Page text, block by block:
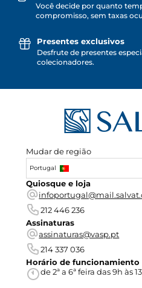
Você decide por quanto
compromisso, sem taxas
Presentes exclusivos
Desfrute de presentes
colecionadores.
Mudar de região
Portugal
Quiosque e loja
212 446 236
Assinaturas
assinaturas@vasp.pt
214 337 036
Horário de funcionamiento
de 2ª a 6ª feira das 9h às